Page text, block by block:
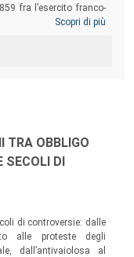
fra l’esercito franco-
come battaglia di
più deboli, dei feriti e
con le proprie
Scopri di più
TRA OBBLIGO
SECOLI DI
di controversie: dalle
alle proteste degli
dall’antivaiolosa al